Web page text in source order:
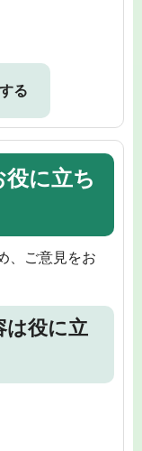
る
に立ち
、ご意見をお
は役に立